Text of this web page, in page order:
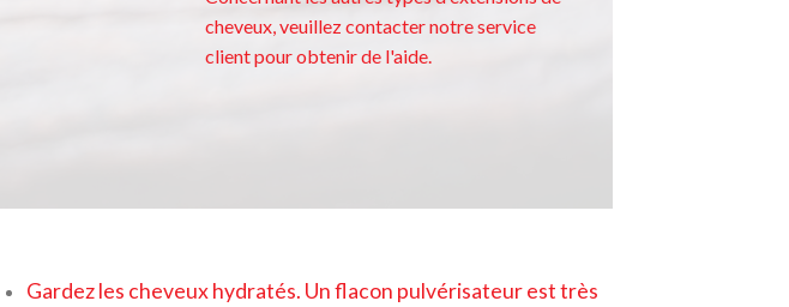
cheveux, veuillez contacter notre service
client pour obtenir de l'aide.
Gardez les cheveux hydratés. Un flacon pulvérisateur est très